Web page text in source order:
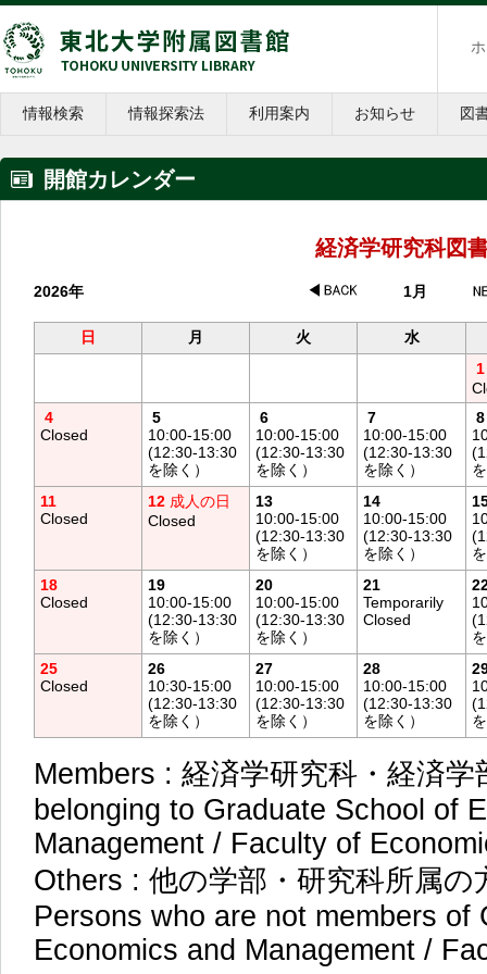
情報検索 情報探索法 利用案内 お知らせ 図
開館カレンダー
経済学研究科図
2026年 1月
日 月 火
水
1
4
Closed
5
10:00-15:00
(12:30-13:30
を除く）
6
10:00-15:00
(12:30-13:30
を除く）
7
10:00-15:00
(12:30-13:30
を除く）
8
11
Closed
12 成人の日
Closed
13
10:00-15:00
(12:30-13:30
を除く）
14
10:00-15:00
(12:30-13:30
を除く）
18
Closed
19
10:00-15:00
(12:30-13:30
を除く）
20
10:00-15:00
(12:30-13:30
を除く）
21
Temporarily
Closed
25
Closed
26
10:30-15:00
(12:30-13:30
を除く）
27
10:00-15:00
(12:30-13:30
を除く）
28
10:00-15:00
(12:30-13:30
を除く）
Members : 経済学研究科・経済
belonging to Graduate School of
Management / Faculty of
Others : 他の学部・研究科所属の
Persons who are not members of
Economics and Management /